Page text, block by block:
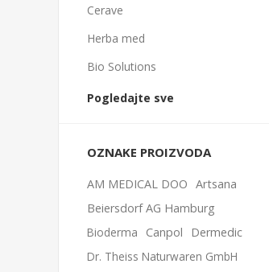
Cerave
Herba med
Bio Solutions
Pogledajte sve
OZNAKE PROIZVODA
AM MEDICAL DOO Artsana
Beiersdorf AG Hamburg
Bioderma
Canpol
Dermedic
Dr. Theiss Naturwaren GmbH